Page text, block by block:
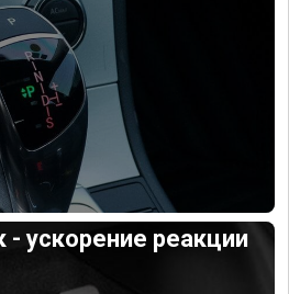
ускорение реакции